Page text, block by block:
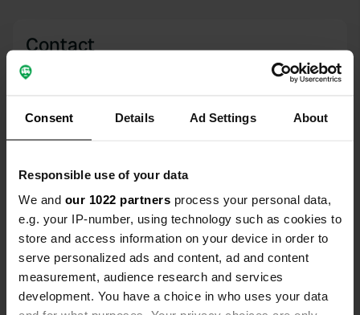
Consent Details Ad Settings About
Responsible use of your data
We and our 1022 partners process your personal data,
e.g. your IP-number, using technology such as cookies to
store and access information on your device in order to
serve personalized ads and content, ad and content
measurement, audience research and services
development. You have a choice in who uses your data
Contact
3825, Nome, Norvège
59° 21' 34" N 9° 3' 34" E
Copie
59.3594456 9.0593088
Copie
Code du site
161251
Passer àPRO+ PRO+